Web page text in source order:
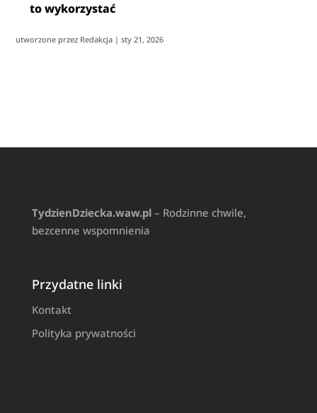
to wykorzystać
utworzone przez Redakcja |sty 21, 2026
TydzienDziecka.waw.pl– Rodzinne chwile,
bezcenne wspomnienia
Przydatne linki
Kontakt
Polityka prywatności